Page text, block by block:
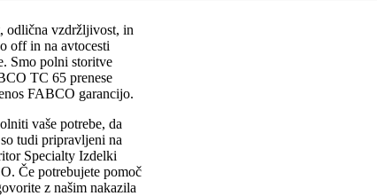
odlična vzdržljivost, in
off in na avtocesti
Smo polni storitve
TC 65 prenese
FABCO garancijo.
vaše potrebe, da
tudi pripravljeni na
Specialty Izdelki
Če potrebujete pomoč
z našim nakazila